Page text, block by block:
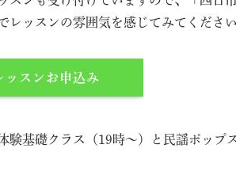
レッスンの雰囲気を感じてみてください
ッスンお申込み
験基礎クラス（19時～）と民謡ポップ